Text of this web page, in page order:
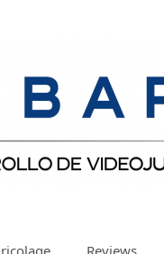
Reviews